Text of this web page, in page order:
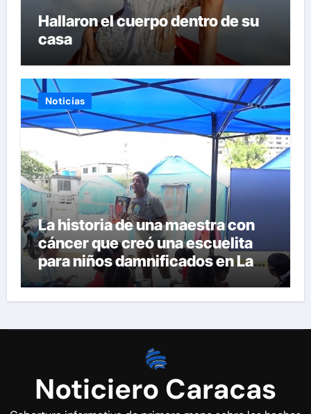
Hallaron el cuerpo dentro de su
casa
Noticias
La historia de una maestra con
cáncer que creó una escuelita
para niños damnificados en La
Guaira
Noticiero Caracas